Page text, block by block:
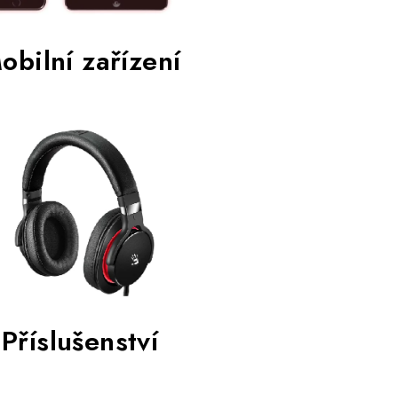
zařízení
Příslušenství